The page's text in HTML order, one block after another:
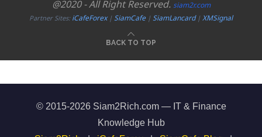
@2020 - All Right Reserved. siam2r.com
Partner Sites:iCafeForex|SiamCafe|SiamLancard|XMSignal
BACK TO TOP
© 2015-2026 Siam2Rich.com — IT & Finance
Knowledge Hub